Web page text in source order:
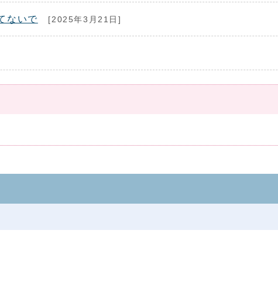
ないで [2025年3月21日]